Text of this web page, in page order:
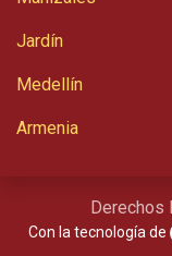
Jardín
Medellín
Armenia
Derechos
Con la tecnología de